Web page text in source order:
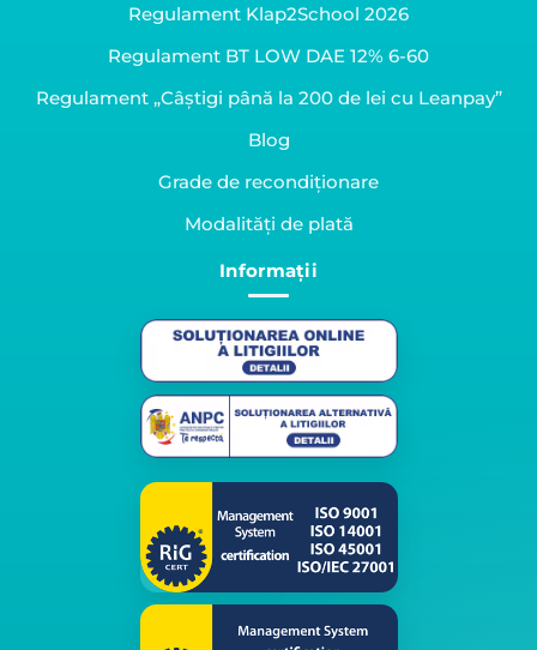
Regulament Klap2School 2026
Regulament BT LOW DAE 12% 6-60
Regulament „Câștigi până la 200 de lei cu Leanpay”
Blog
Grade de recondiționare
Modalități de plată
Informații